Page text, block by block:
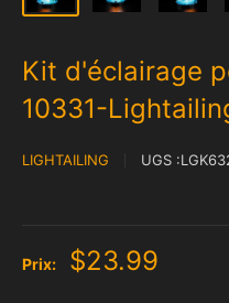
Kit d'éclairage
10331-
LIGHTAILING UGS :
Prix: $23.99